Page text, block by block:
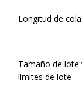
Longitud de cola
Tamaño de lote
límites de lote